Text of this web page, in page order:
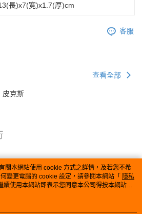
長)x7(寛)x1.7(厚)cm
客服
查看全部
皮克斯
關本網站使用 cookie 方式之詳情，及若您不希
變更電腦的 cookie 設定，請參閱本網站「 隱私
續使用本網站即表示您同意本公司得按本網站使
。